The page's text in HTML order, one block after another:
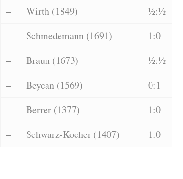
– Wirth (1849)
½:½
– Schmedemann (1691)
1:0
– Braun (1673)
½:½
– Beycan (1569)
0:1
– Berrer (1377)
1:0
– Schwarz-Kocher (1407) 1:0